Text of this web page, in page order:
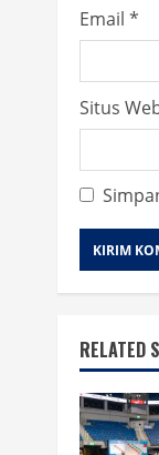
Email *
Situs
RELATED